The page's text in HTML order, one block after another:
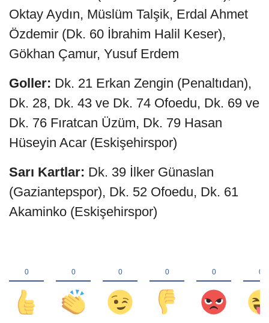
Oktay Aydın, Müslüm Talşik, Erdal Ahmet
Özdemir (Dk. 60 İbrahim Halil Keser),
Gökhan Çamur, Yusuf Erdem
Goller: Dk. 21 Erkan Zengin (Penaltıdan),
Dk. 28, Dk. 43 ve Dk. 74 Ofoedu, Dk. 69 ve
Dk. 76 Fıratcan Üzüm, Dk. 79 Hasan
Hüseyin Acar (Eskişehirspor)
Sarı Kartlar: Dk. 39 İlker Günaslan
(Gaziantepspor), Dk. 52 Ofoedu, Dk. 61
Akaminko (Eskişehirspor)